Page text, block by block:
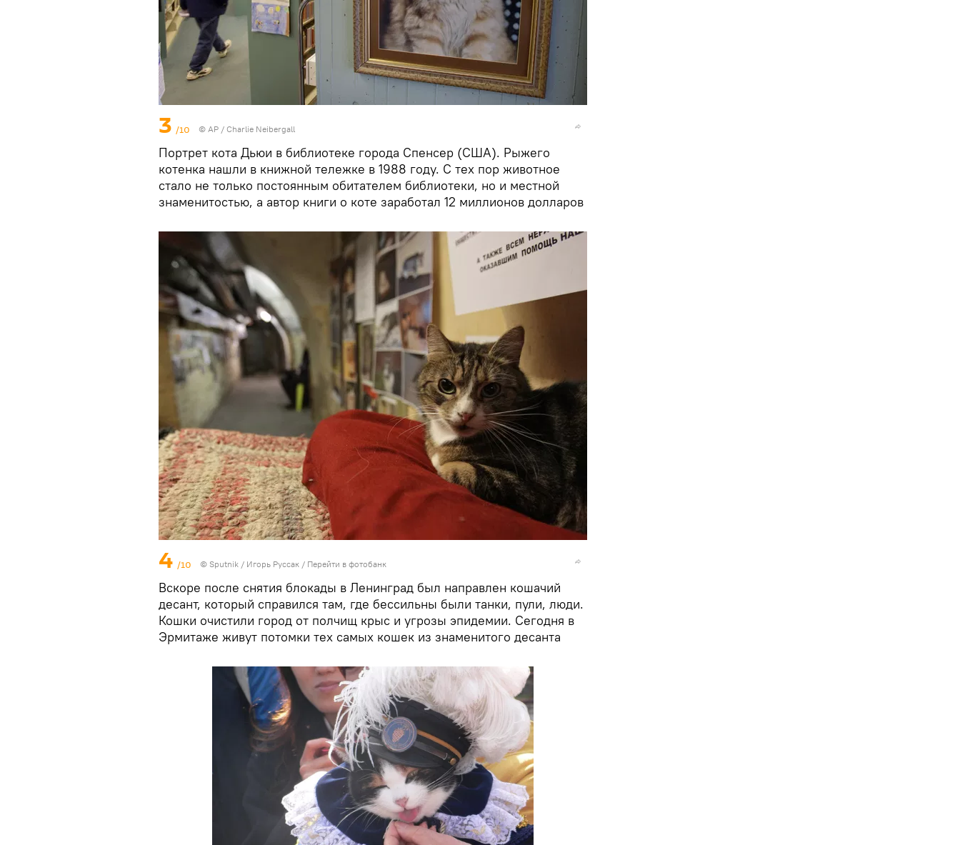
3 /10 © AP / Charlie Neibergall
Портрет кота Дьюи в библиотеке города Спенсер (США). Рыжего
котенка нашли в книжной тележке в 1988 году. С тех пор животное
стало не только постоянным обитателем библиотеки, но и местной
знаменитостью, а автор книги о коте заработал 12 миллионов долларов
4 /10 © Sputnik / Игорь Руссак / Перейти в фотобанк
Вскоре после снятия блокады в Ленинград был направлен кошачий
десант, который справился там, где бессильны были танки, пули, люди.
Кошки очистили город от полчищ крыс и угрозы эпидемии. Сегодня в
Эрмитаже живут потомки тех самых кошек из знаменитого десанта